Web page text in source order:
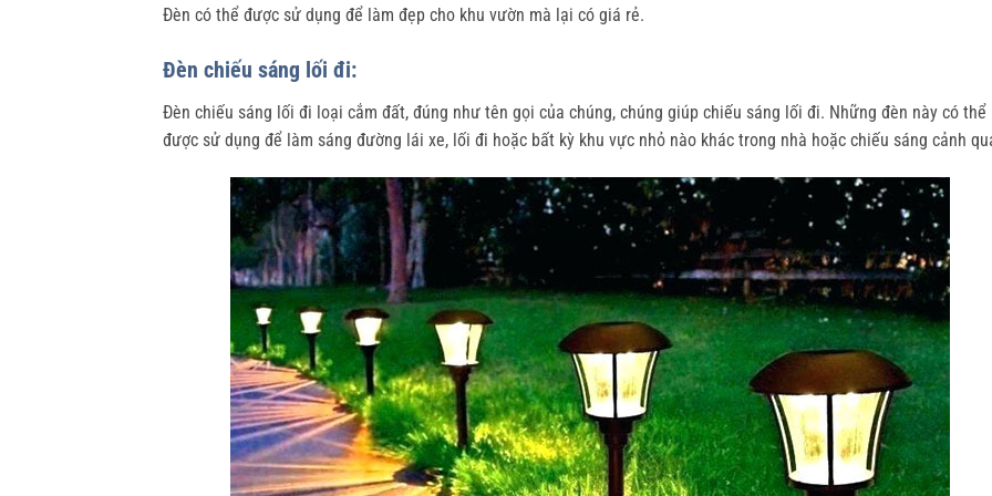
Đèn có thể được sử dụng để làm đẹp cho khu vườn mà lại có giá rẻ.
Đèn chiếu sáng lối đi:
Đèn chiếu sáng lối đi loại cắm đất, đúng như tên gọi của chúng, chúng giúp chiếu sáng lối đi. Những đèn này có thể
được sử dụng để làm sáng đường lái xe, lối đi hoặc bất kỳ khu vực nhỏ nào khác trong nhà hoặc chiếu sáng cảnh